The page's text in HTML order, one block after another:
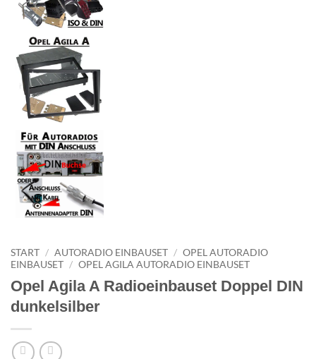
START / AUTORADIO EINBAUSET / OPEL AUTORADIO
EINBAUSET / OPEL AGILA AUTORADIO EINBAUSET
Opel Agila A Radioeinbauset Doppel DIN
dunkelsilber